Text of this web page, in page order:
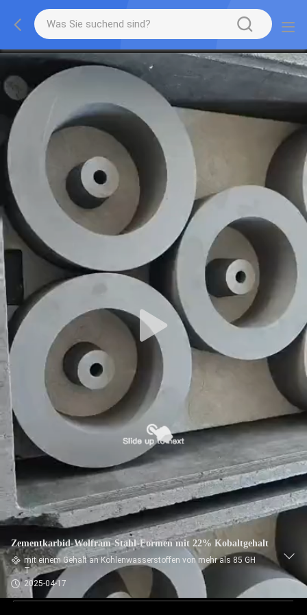
Zementkarbid-Wolfram-Stahl-Formen mit 22% Kobaltgehalt
mit einem Gehalt an Kohlenwasserstoffen von mehr als 85 GH
T
2025-04-17